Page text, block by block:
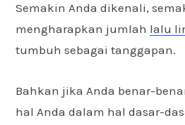
Semakin Anda dikenali,
mengharapkan jumlah lalu
tumbuh sebagai tanggapan.
Bahkan jika Anda benar-
hal Anda dalam hal dasar-